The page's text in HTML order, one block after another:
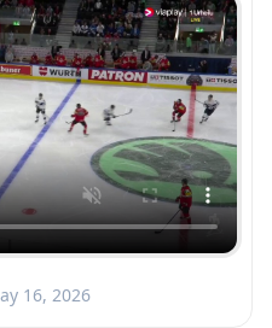
16, 2026